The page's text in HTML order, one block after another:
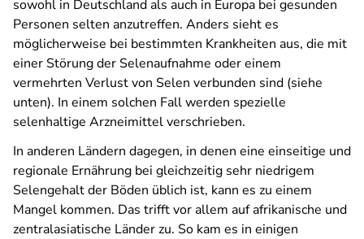
sowohl in Deutschland als auch in Europa bei gesunden
Personen selten anzutreffen. Anders sieht es
möglicherweise bei bestimmten Krankheiten aus, die mit
einer Störung der Selenaufnahme oder einem
vermehrten Verlust von Selen verbunden sind (siehe
unten). In einem solchen Fall werden spezielle
selenhaltige Arzneimittel verschrieben.
In anderen Ländern dagegen, in denen eine einseitige und
regionale Ernährung bei gleichzeitig sehr niedrigem
Selengehalt der Böden üblich ist, kann es zu einem
Mangel kommen. Das trifft vor allem auf afrikanische und
zentralasiatische Länder zu. So kam es in einigen